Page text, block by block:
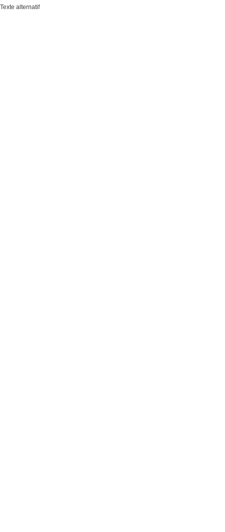
Texte alternatif